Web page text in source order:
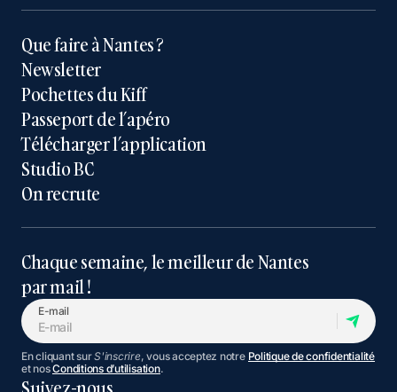
Que faire à Nantes ?
Newsletter
Pochettes du Kiff
Passeport de l’apéro
Télécharger l’application
Studio BC
On recrute
Chaque semaine, le meilleur de Nantes
par mail !
E-mail
En cliquant surS'inscrire, vous acceptez notre Politique de confidentialité
et nosConditions d’utilisation.